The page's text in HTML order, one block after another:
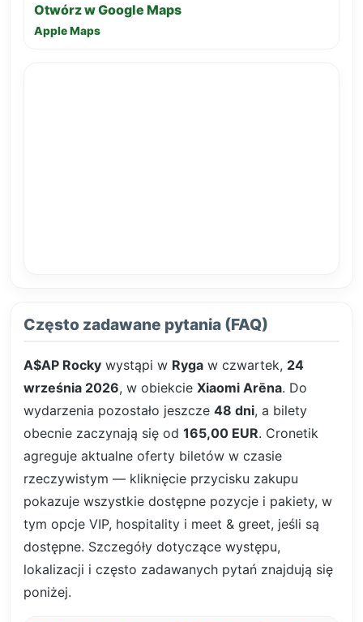
Otwórz w Google Maps
Apple Maps
Często zadawane pytania (FAQ)
A$AP Rocky wystąpi w Ryga w czwartek, 24
września 2026, w obiekcie Xiaomi Arēna. Do
wydarzenia pozostało jeszcze 48 dni, a bilety
obecnie zaczynają się od 165,00 EUR. Cronetik
agreguje aktualne oferty biletów w czasie
rzeczywistym — kliknięcie przycisku zakupu
pokazuje wszystkie dostępne pozycje i pakiety, w
tym opcje VIP, hospitality i meet & greet, jeśli są
dostępne. Szczegóły dotyczące występu,
lokalizacji i często zadawanych pytań znajdują się
poniżej.